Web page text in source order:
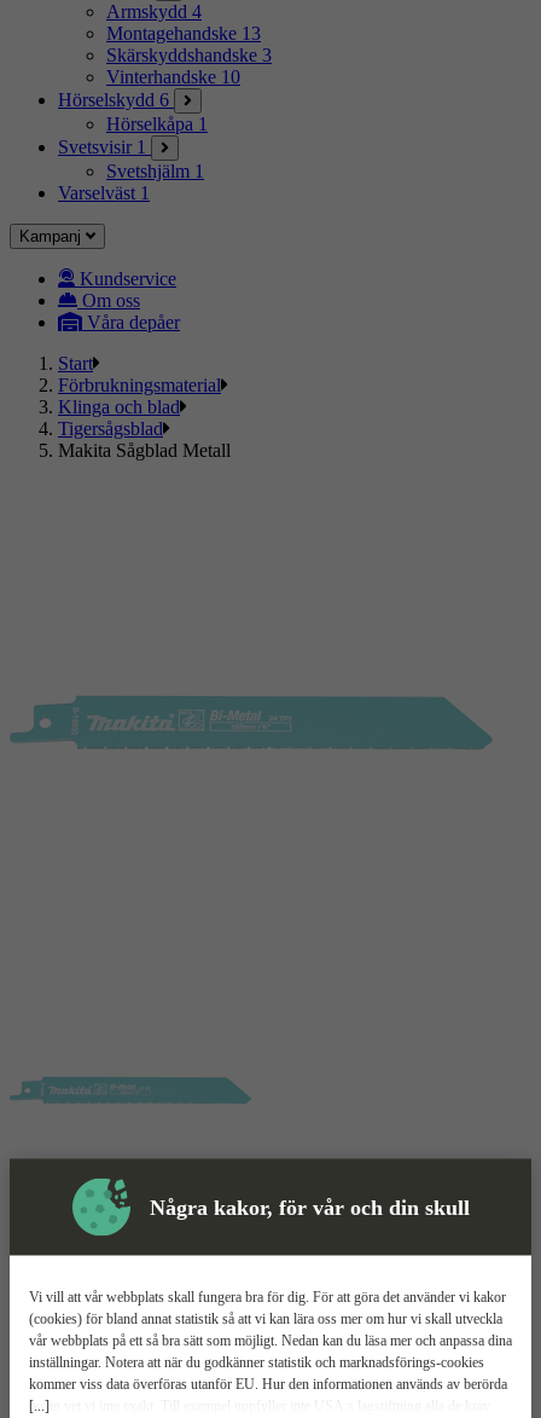
Några kakor, för vår och din skull
[...]
Vi vill att vår webbplats skall fungera bra för dig. För att göra det använder vi kakor
(cookies) för bland annat statistik så att vi kan lära oss mer om hur vi skall utveckla
vår webbplats på ett så bra sätt som möjligt. Nedan kan du läsa mer och anpassa dina
inställningar. Notera att när du godkänner statistik och marknadsförings-cookies
kommer viss data överföras utanför EU. Hur den informationen används av berörda
bolag vet vi inte exakt. Till exempel uppfyller inte USA:s lagstiftning alla de krav
Armskydd 4
Montagehandske 13
Skärskyddshandske 3
Vinterhandske 10
Hörselskydd 6
Hörselkåpa 1
Svetsvisir 1
Svetshjälm 1
Varselväst 1
Kampanj
Kundservice
Om oss
Våra depåer
Start
Förbrukningsmaterial
Klinga och blad
Tigersågsblad
Makita Sågblad Metall
Sågblad Mer information
Makita Metall
För metall
Passar alla tigersågar
Effektiv kapning